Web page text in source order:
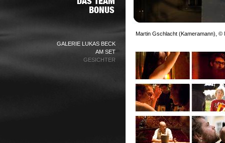
GALERIE LUKAS BECK
AM SET
GESICHTER
Martin Gschlacht (Kameramann), ©